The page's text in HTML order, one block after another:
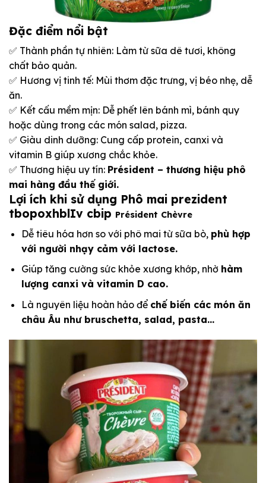
Đặc điểm nổi bật
✅ Thành phần tự nhiên: Làm từ sữa dê tươi, không
chất bảo quản.
✅ Hương vị tinh tế: Mùi thơm đặc trưng, vị béo nhẹ, dễ
ăn.
✅ Kết cấu mềm mịn: Dễ phết lên bánh mì, bánh quy
hoặc dùng trong các món salad, pizza.
✅ Giàu dinh dưỡng: Cung cấp protein, canxi và
vitamin B giúp xương chắc khỏe.
✅ Thương hiệu uy tín: Président – thương hiệu phô
mai hàng đầu thế giới.
Lợi ích khi sử dụng Phô mai prezident
tbopoxhblIv cbip Président Chèvre
Dễ tiêu hóa hơn so với phô mai từ sữa bò, phù hợp
với người nhạy cảm với lactose.
Giúp tăng cường sức khỏe xương khớp, nhờ hàm
lượng canxi và vitamin D cao.
Là nguyên liệu hoàn hảo để chế biến các món ăn
châu Âu như bruschetta, salad, pasta…